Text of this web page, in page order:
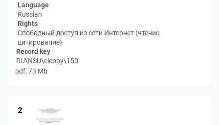
Language
Russian
Rights
Свободный доступ из сети Интернет (чтение,
цитирование)
Record key
RU\NSU\elcopy\150
pdf, 73 Mb
2